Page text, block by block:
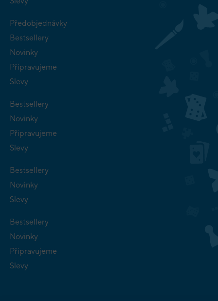
Předobjednávky
Bestsellery
Novinky
Připravujeme
Slevy
Bestsellery
Novinky
Připravujeme
Slevy
Bestsellery
Novinky
Slevy
Bestsellery
Novinky
Připravujeme
Slevy